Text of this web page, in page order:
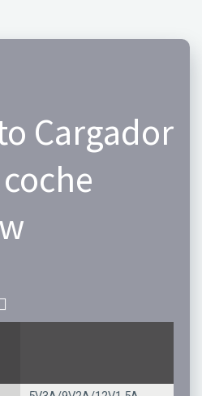
Cargador